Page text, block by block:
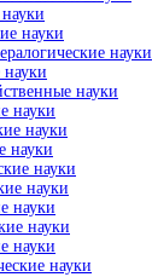
науки
науки
науки
науки
науки
науки
науки
науки
науки
науки
науки
науки